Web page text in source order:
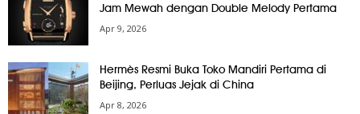
Jam Mewah dengan Double Melody Pertama
Apr 9, 2026
Hermès Resmi Buka Toko Mandiri Pertama di
Beijing, Perluas Jejak di China
Apr 8, 2026